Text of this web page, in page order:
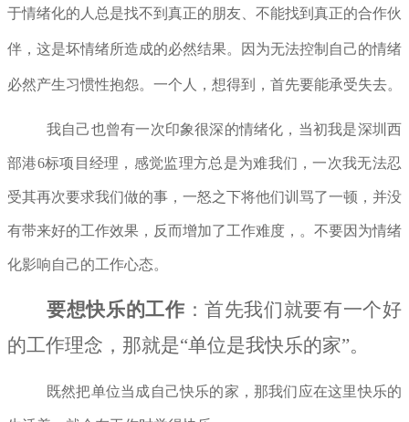
于情绪化的人总是找不到真正的朋友、不能找到真正的合作伙
伴，这是坏情绪所造成的必然结果。因为无法控制自己的情绪
必然产生习惯性抱怨。一个人，想得到，首先要能承受失去。
我自己也曾有一次印象很深的情绪化，当初我是深圳西
部港6标项目经理，感觉监理方总是为难我们，一次我无法忍
受其再次要求我们做的事，一怒之下将他们训骂了一顿，并没
有带来好的工作效果，反而增加了工作难度，。不要因为情绪
化影响自己的工作心态。
要想快乐的工作 ：首先我们就要有一个好
的工作理念，那就是“单位是我快乐的家”。
既然把单位当成自己快乐的家，那我们应在这里快乐的